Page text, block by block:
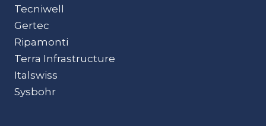
Tecniwell
Gertec
Ripamonti
Terra Infrastructure
Italswiss
Sysbohr